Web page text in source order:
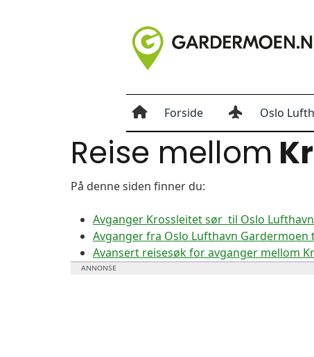
Forside Oslo
Reise mellom
På denne siden finner du:
Avganger Krossleitet sør til Oslo
Avganger fra Oslo Lufthavn Gardermoen
Avansert reisesøk for avganger mellom